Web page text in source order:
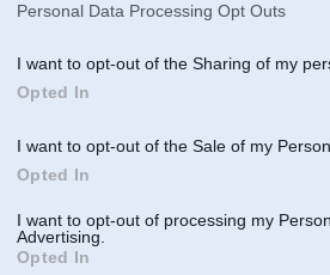
Personal Data Processing Opt Outs
I want to opt-out of the Sharing of my
Opted In
I want to opt-out of the Sale of my
Opted In
I want to opt-out of processing my
Advertising.
Opted In